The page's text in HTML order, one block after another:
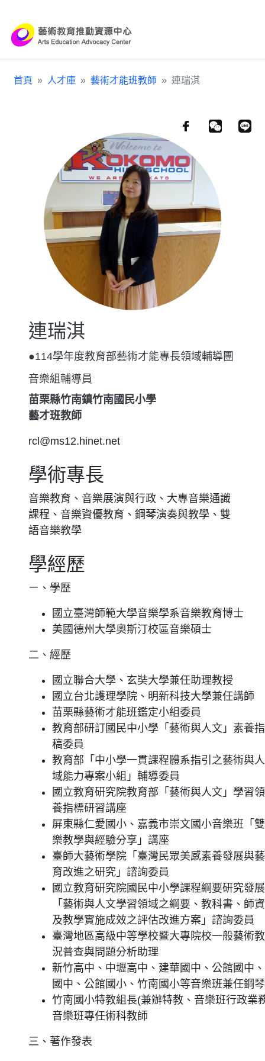
首頁 人才庫 藝術才能班教師 連瑞淇
連瑞淇
●114學年度教育部藝術才能專長領域輔導團
音樂組輔導員
苗栗縣竹南鎮竹南國民小學
藝才班教師
rcl@ms12.hinet.net
學術專長
音樂教育、音樂展演與行政、大專音樂通識
課程、音樂資優教育、鋼琴演奏與教學、雙
語音樂教學
學經歷
ㄧ、學歷
國立臺灣師範大學音樂學系音樂教育博士
美國德州大學奧斯汀校區音樂碩士
二、經歷
國立聯合大學、玄奘大學兼任助理教授
國立台北護理學院、明新科技大學兼任講師
苗栗縣藝術才能班鑑定小組委員
教育部研訂國民中小學「藝術與人文」素養
稿委員
教育部「中小學一貫課程體系指引之藝術與
域能力專案小組」輔導委員
國立教育研究院教育部「藝術與人文」學習
養指標研習講座
屏東縣仁愛國小、嘉義市崇文國小音樂班「
樂教學與經驗分享」講座
臺師大藝術學院「臺灣民眾美感素養發展與
育改進之研究」諮詢委員
國立教育研究院國民中小學課程綱要研究發
「藝術與人文學習領域之綱要、教科書、師
及教學實施成效之評估改進方案」諮詢委員
臺灣地區高級中等學校暨大專院校一般藝術
況普查與問題分析助理
新竹高中、中壢高中、建華國中、公館國中
國中、公館國小、竹南國小等音樂班兼任鋼
竹南國小特教組長(兼辦特教、音樂班行政業
音樂班專任術科教師
三、著作發表